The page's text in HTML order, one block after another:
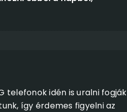
telefonok idén is uralni fogják
így érdemes figyelni az